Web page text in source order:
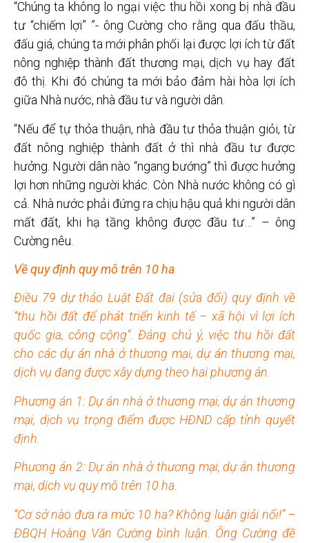
“Chúng ta không lo ngại việc thu hồi xong bị nhà đầu
tư “chiếm lợi” ”- ông Cường cho rằng qua đấu thầu,
đấu giá, chúng ta mới phân phối lại được lợi ích từ đất
nông nghiệp thành đất thương mại, dịch vụ hay đất
đô thị. Khi đó chúng ta mới bảo đảm hài hòa lợi ích
giữa Nhà nước, nhà đầu tư và người dân.
“Nếu để tự thỏa thuận, nhà đầu tư thỏa thuận giỏi, từ
đất nông nghiệp thành đất ở thì nhà đầu tư được
hưởng. Người dân nào “ngang bướng” thì được hưởng
lợi hơn những người khác. Còn Nhà nước không có gì
cả. Nhà nước phải đứng ra chịu hậu quả khi người dân
mất đất, khi hạ tầng không được đầu tư…” – ông
Cường nêu.
Về quy định quy mô trên 10 ha
Điều 79 dự thảo Luật Đất đai (sửa đổi) quy định về
“thu hồi đất để phát triển kinh tế – xã hội vì lợi ích
quốc gia, công cộng”. Đáng chú ý, việc thu hồi đất
cho các dự án nhà ở thương mại, dự án thương mại,
dịch vụ đang được xây dựng theo hai phương án.
Phương án 1: Dự án nhà ở thương mại, dự án thương
mại, dịch vụ trọng điểm được HĐND cấp tỉnh quyết
định.
Phương án 2: Dự án nhà ở thương mại, dự án thương
mại, dịch vụ quy mô trên 10 ha.
“Cơ sở nào đưa ra mức 10 ha? Không luận giải nổi!” –
ĐBQH Hoàng Văn Cường bình luận. Ông Cường đề